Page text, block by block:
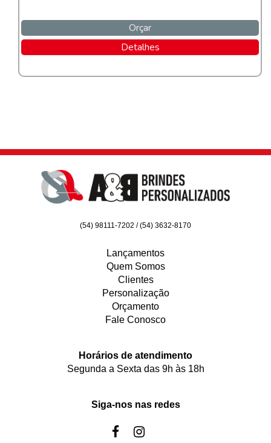
Orçar
Detalhes
(54) 98111-7202 / (54) 3632-8170
Lançamentos
Quem Somos
Clientes
Personalização
Orçamento
Fale Conosco
Horários de atendimento
Segunda a Sexta das 9h às 18h
Siga-nos nas redes